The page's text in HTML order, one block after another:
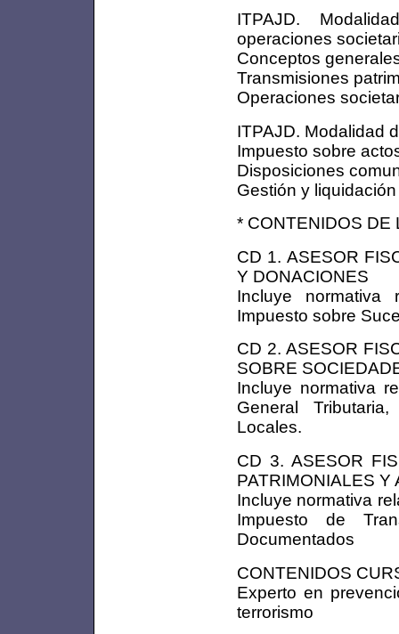
ITPAJD.
operaciones
Conceptos
Transmisiones
Operaciones
ITPAJD. Modalidad
Impuesto sobre
Disposiciones
Gestión y
* CONTENIDOS DE
CD 1. ASESOR
Y DONACIONES
Incluye
Impuesto sobre
CD 2. ASESOR
SOBRE
Incluye normativa
General
Locales.
CD 3. ASESOR
PATRIMONIALES
Incluye normativa
Impuesto de
Documentados
CONTENIDOS
Experto en
terrorismo